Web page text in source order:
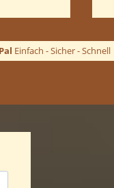
Einfach - Sicher - Schnell